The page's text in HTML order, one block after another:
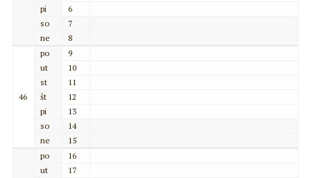
pi
6
so
7
ne
8
46
po
9
ut
10
st
11
št
12
pi
13
so
14
ne
15
po
16
ut
17